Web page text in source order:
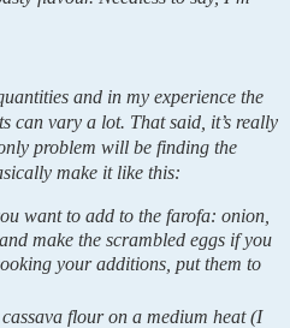
and in my experience the
can vary a lot. That said, it’s really
problem will be finding the
make it like this:
want to add to the farofa: onion,
make the scrambled eggs if you
your additions, put them to
flour on a medium heat (I